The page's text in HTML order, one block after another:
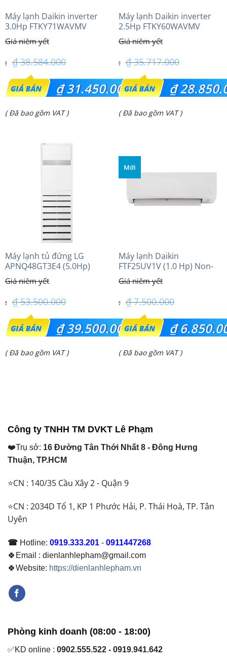
Máy lạnh Daikin inverter
3.0Hp FTKY71WAVMV
₫38.584.000
Giá
gốc
là:
₫31.450.000
Giá
( Đã bao gồm VAT )
Máy lạnh Daikin inverter
2.5Hp FTKY60WAVMV
₫35.717.000
Giá
gốc
là:
₫
Giá
₫ 28.850.000.
( Đã bao gồm VAT )
Máy lạnh tủ đứng LG
APNQ48GT3E4 (5.0Hp)
Inverter
₫53.500.000
Giá
gốc
là:
₫39.500.000
Giá
( Đã bao gồm VAT )
Mới
Máy lạnh Daikin
FTF25UV1V (1.0 Hp) Non-
inverter Thái lan
₫7.500.000
Giá
gốc
là:
₫
Giá
( Đã bao gồm VAT )
Công ty TNHH TM DVKT Lê Phạm
❤️Trụ sở: 16 Đường Tân Thới Nhất 8 - Đông Hưng
Thuận, TP.HCM
⭐CN : 140/35 Cầu Xây 2 - Quận 9
⭐CN : 2034D Tổ 1, KP 1 Phước Hải, P. Thái Hoà, TP. Tân
Uyên
☎ Hotline: 0919.333.201 - 0911447268
🍀Email : dienlanhlepham@gmail.com
🍀Website: https://dienlanhlepham.vn
Phòng kinh doanh (08:00 - 18:00)
✅KD online : 0902.555.522 - 0919.941.642